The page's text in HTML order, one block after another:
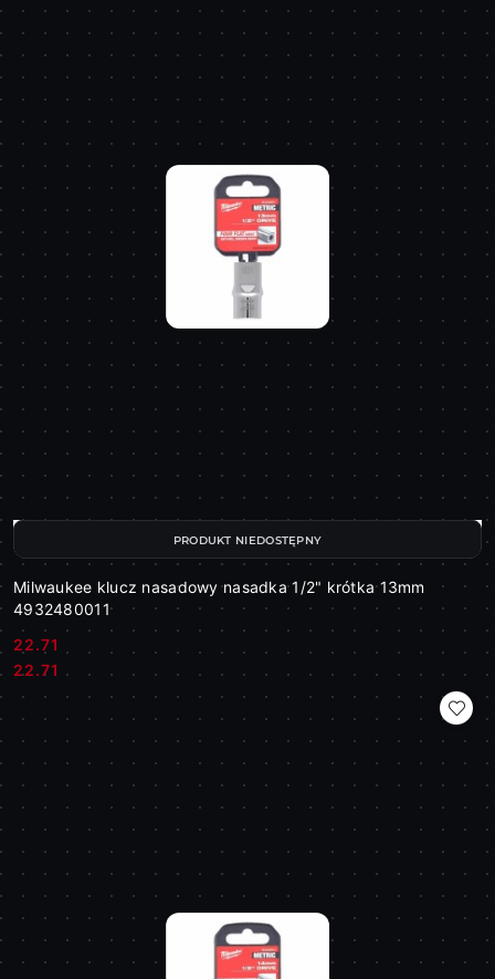
Milwaukee klucz nasadowy nasadka 1/2" krótka 13mm
4932480011
Cena:
22.71
Cena:
22.71
PRODUKT NIEDOSTĘPNY